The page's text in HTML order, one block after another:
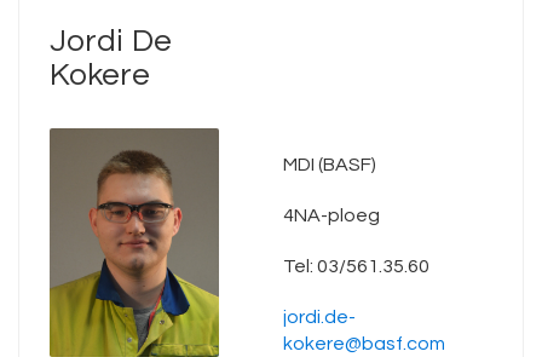
Jordi De
Kokere
MDI (BASF)
4NA-ploeg
Tel: 03/561.35.60
jordi.de-
kokere@basf.com